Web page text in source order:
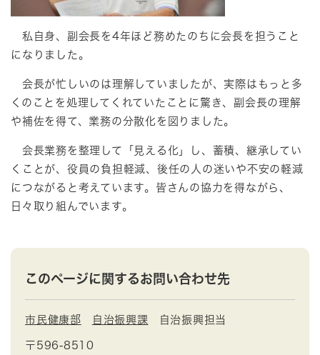
私自身、副会長を4年ほど務めたのちに会長を担うこと
になりました。
会長が忙しいのは理解していましたが、実際はもっと多
くのことを処理してくれていたことに驚き、副会長の理解
や補佐を得て、業務の分散化を図りました。
会長業務を整理して「見える化」し、蓄積、継承してい
くことが、役員の負担軽減、後任の人の迷いや不安の軽減
につながると考えています。皆さんの協力を得ながら、
日々取り組んでいます。​
このページに関するお問い合わせ先
市民健康部 自治振興課 自治振興担当
〒596-8510